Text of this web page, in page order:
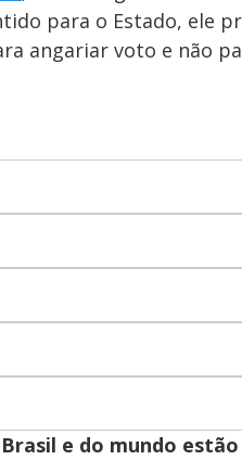
para o Estado, ele
angariar voto e não
e do mundo estão